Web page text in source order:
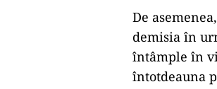
De
demisia în
întâmple în
întotdeauna